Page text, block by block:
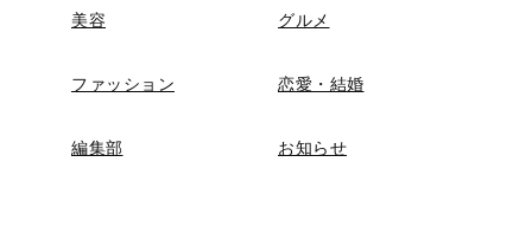
美容 グルメ
ファッション 恋愛・結婚
編集部 お知らせ